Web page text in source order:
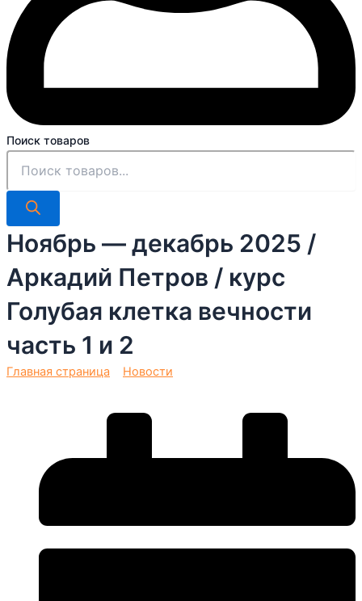
Поиск товаров
Ноябрь — декабрь 2025 /
Аркадий Петров / курс
Голубая клетка вечности
часть 1 и 2
Главная страница Новости